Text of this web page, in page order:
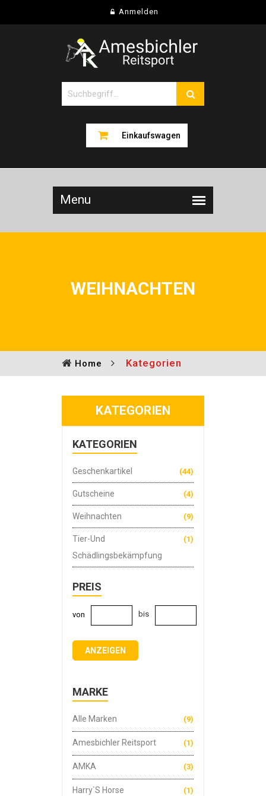
Anmelden
Einkaufswagen
WEIHNACHTEN
Home Kategorien
KATEGORIEN
KATEGORIEN
(44)
Geschenkartikel
(4)
Gutscheine
(9)
Weihnachten
(1)
Tier-Und
Schädlingsbekämpfung
PREIS
von bis
ANZEIGEN
MARKE
Alle Marken (9)
Amesbichler Reitsport (1)
AMKA (3)
Harry`s Horse (1)